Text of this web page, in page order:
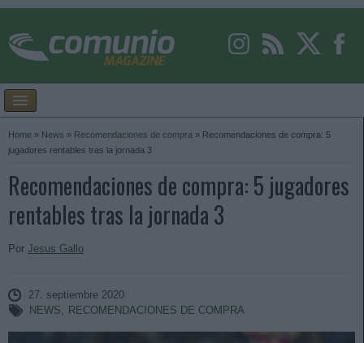
Home » News » Recomendaciones de compra » Recomendaciones de compra: 5
jugadores rentables tras la jornada 3
Recomendaciones de compra: 5 jugadores
rentables tras la jornada 3
Por Jesus Gallo
27. septiembre 2020
NEWS, RECOMENDACIONES DE COMPRA